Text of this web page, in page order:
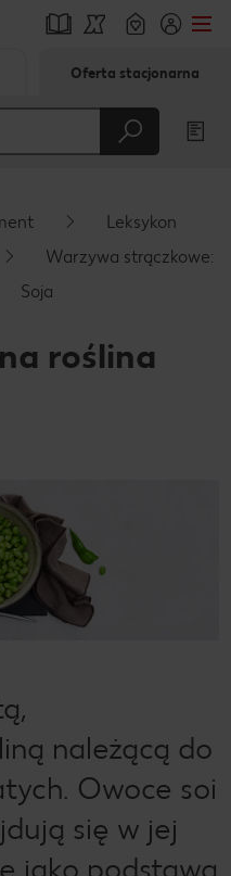
Oferta stacjonarna
Leksykon
Warzywa strączkowe:
Soja
roślina
należącą do
Owoce soi
się w jej
jako podstawa